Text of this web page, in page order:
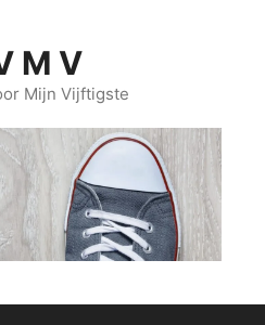
M V
Mijn Vijftigste